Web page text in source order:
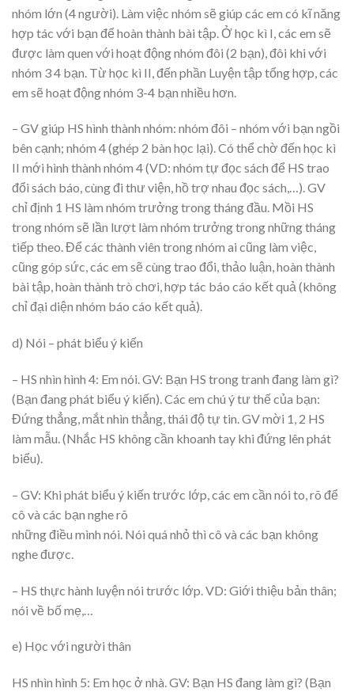
nhóm lớn (4 người). Làm việc nhóm sẽ giúp các em có kĩ năng
hợp tác với bạn để hoàn thành bài tập. Ở học kì I, các em sẽ
được làm quen với hoạt động nhóm đôi (2 bạn), đôi khi với
nhóm 3 4 bạn. Từ học kì II, đến phần Luyện tập tổng hợp, các
em sẽ hoạt động nhóm 3-4 bạn nhiều hơn.
– GV giúp HS hình thành nhóm: nhóm đôi – nhóm với bạn ngồi
bên cạnh; nhóm 4 (ghép 2 bàn học lại). Có thể chờ đến học kì
II mới hình thành nhóm 4 (VD: nhóm tự đọc sách để HS trao
đổi sách báo, cùng đi thư viện, hồ trợ nhau đọc sách,…). GV
chỉ định 1 HS làm nhóm trưởng trong tháng đầu. Mồi HS
trong nhóm sẽ lần lượt làm nhóm trưởng trong những tháng
tiếp theo. Để các thành viên trong nhóm ai cũng làm việc,
cũng góp sức, các em sẽ cùng trao đổi, thảo luận, hoàn thành
bài tập, hoàn thành trò chơi, hợp tác báo cáo kết quả (không
chỉ đại diện nhóm báo cáo kết quả).
d) Nói – phát biểu ý kiến
– HS nhìn hình 4: Em nói. GV: Bạn HS trong tranh đang làm gì?
(Bạn đang phát biểu ý kiến). Các em chú ý tư thế của bạn:
Đứng thẳng, mắt nhìn thẳng, thái độ tự tin. GV mời 1, 2 HS
làm mẫu. (Nhắc HS không cần khoanh tay khi đứng lên phát
biểu).
– GV: Khi phát biểu ý kiến trước lớp, các em cần nói to, rõ để
cô và các bạn nghe rõ
những điều mình nói. Nói quá nhỏ thì cô và các bạn không
nghe được.
– HS thực hành luyện nói trước lớp. VD: Giới thiệu bản thân;
nói về bố mẹ,…
e) Học với người thân
HS nhìn hình 5: Em học ở nhà. GV: Bạn HS đang làm gì? (Bạn